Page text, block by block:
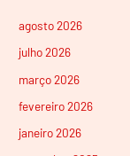
agosto 2026
julho 2026
março 2026
fevereiro 2026
janeiro 2026